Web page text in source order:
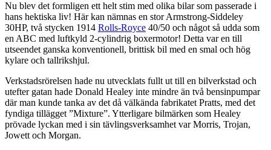
Nu blev det formligen ett helt stim med olika bilar som passerade i
hans hektiska liv! Här kan nämnas en stor Armstrong-Siddeley
30HP, två stycken 1914 Rolls-Royce 40/50 och något så udda som
en ABC med luftkyld 2-cylindrig boxermotor! Detta var en till
utseendet ganska konventionell, brittisk bil med en smal och hög
kylare och tallrikshjul.
Verkstadsrörelsen hade nu utvecklats fullt ut till en bilverkstad och
utefter gatan hade Donald Healey inte mindre än två bensinpumpar
där man kunde tanka av det då välkända fabrikatet Pratts, med det
fyndiga tillägget ”Mixture”. Ytterligare bilmärken som Healey
prövade lyckan med i sin tävlingsverksamhet var Morris, Trojan,
Jowett och Morgan.